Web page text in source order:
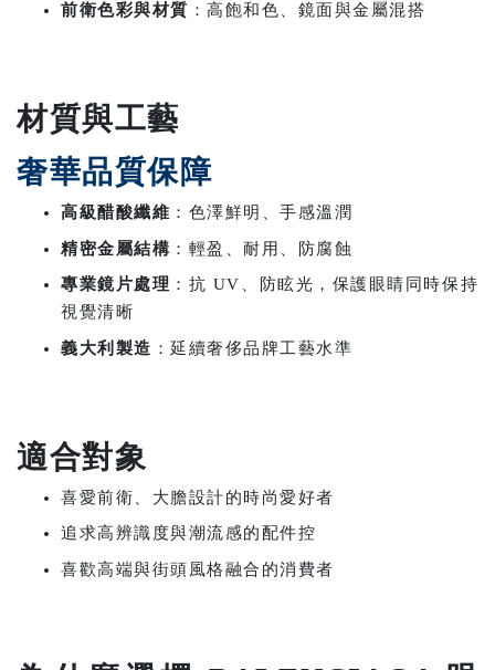
前衛色彩與材質 ：高飽和色、鏡面與金屬混搭
材質與工藝
奢華品質保障
高級醋酸纖維 ：色澤鮮明、手感溫潤
精密金屬結構 ：輕盈、耐用、防腐蝕
專業鏡片處理 ：抗 UV、防眩光，保護眼睛同時保持
視覺清晰
義大利製造 ：延續奢侈品牌工藝水準
適合對象
喜愛前衛、大膽設計的時尚愛好者
追求高辨識度與潮流感的配件控
喜歡高端與街頭風格融合的消費者